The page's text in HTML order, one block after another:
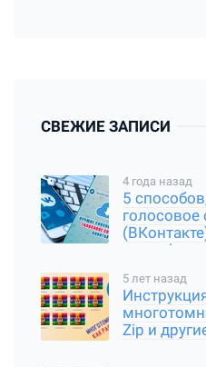
СВЕЖИЕ ЗАПИСИ
4 года назад
5
смартфон
5 лет назад
Zip и